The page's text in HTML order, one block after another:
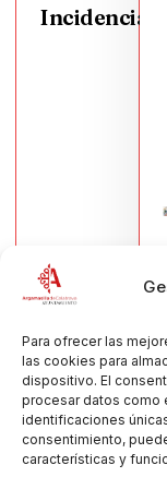
Para ofrecer las
las cookies para
dispositivo. El
procesar datos como
identificaciones
consentimiento,
características y
Incidencias